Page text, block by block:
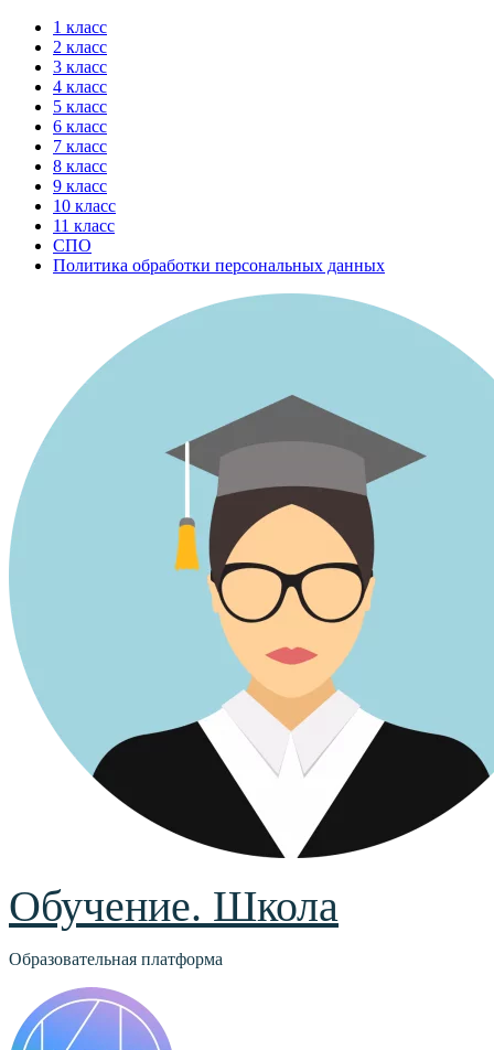
Перейти
содержимому
1 класс
2 класс
3 класс
4 класс
5 класс
6 класс
7 класс
8 класс
9 класс
10 класс
11 класс
СПО
Политика обработки персональных данных
Обучение. Школа
Образовательная платформа